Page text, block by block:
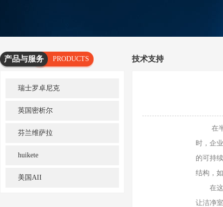
产品与服务
PRODUCTS
SERVICES
瑞士罗卓尼克
英国密析尔
芬兰维萨拉
huikete
美国AII
技术支持
在半导
时，企
的可持
结构，
在这样
让洁净